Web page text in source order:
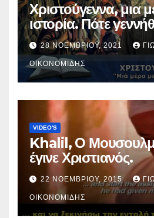
Χριστούγεννα, μια
ιστορία. Πότε
Χριστός; (Βίντεο).
28 ΝΟΕΜΒΡΊΟΥ, 2021
ΟΙΚΟΝΟΜΊΔΗΣ
VIDEO'S
Khalil, Ο
έγινε Χριστιανός.
22 ΝΟΕΜΒΡΊΟΥ, 2015
ΟΙΚΟΝΟΜΊΔΗΣ